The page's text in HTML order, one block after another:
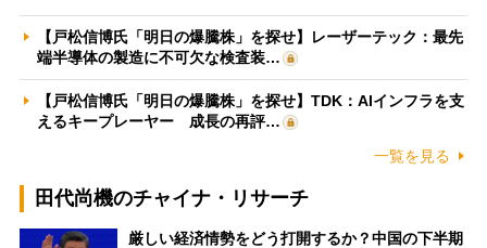
【戸松信博氏「明日の爆騰株」を探せ】レーザーテック：最先
端半導体の製造に不可欠な検査装…
【戸松信博氏「明日の爆騰株」を探せ】TDK：AIインフラを支
えるキープレーヤー 成長の再評…
一覧を見る
田代尚機のチャイナ・リサーチ
厳しい経済情勢をどう打開するか？中国の下半期